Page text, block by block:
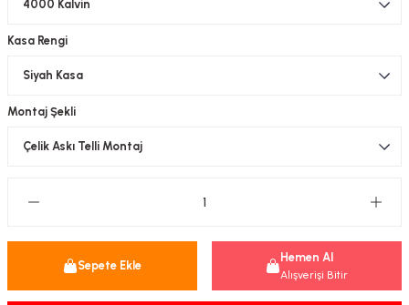
Aydınlatma
Kasa Rengi
Montaj Şekli
Sepete Ekle
Hemen Al
Alışverişi Bitir